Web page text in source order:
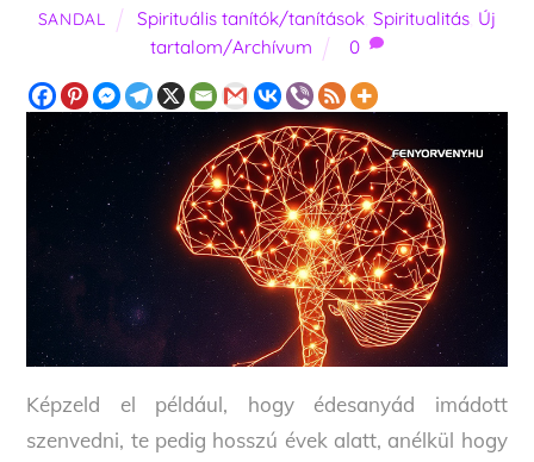
SANDAL Spirituális tanítók/tanítások ,Spiritualitás Új
tartalom/Archívum
0
Képzeld el például, hogy édesanyád imádott
szenvedni, te pedig hosszú évek alatt, anélkül hogy